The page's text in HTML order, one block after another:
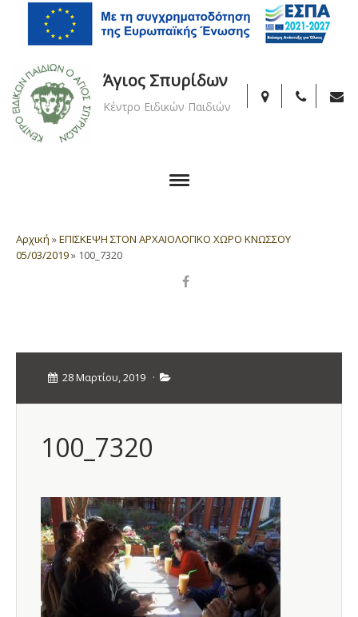
Άγιος Σπυρίδων
Κέντρο Ειδικών Παιδιών
Αρχική »ΕΠΙΣΚΕΨΗ ΣΤΟΝ ΑΡΧΑΙΟΛΟΓΙΚΟ ΧΩΡΟ ΚΝΩΣΣΟΥ
05/03/2019» 100_7320
28 Μαρτίου, 2019 ·
100_7320